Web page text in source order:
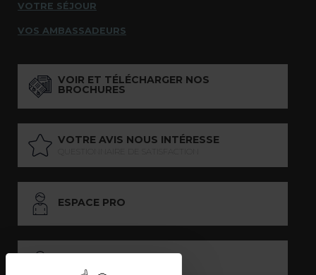
VOTRE SÉJOUR
VOS AMBASSADEURS
VOIR ET TÉLÉCHARGER NOS
BROCHURES
VOTRE AVIS NOUS INTÉRESSE
ESPACE PRO